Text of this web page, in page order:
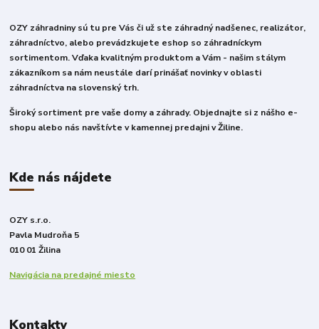
OZY záhradniny sú tu pre Vás či už ste záhradný nadšenec, realizátor,
záhradníctvo, alebo prevádzkujete eshop so záhradníckym
sortimentom. Vďaka kvalitným produktom a Vám - našim stálym
zákazníkom sa nám neustále darí prinášať novinky v oblasti
záhradníctva na slovenský trh.
Široký sortiment pre vaše domy a záhrady. Objednajte si z nášho e-
shopu alebo nás navštívte v kamennej predajni v Žiline.
Kde nás nájdete
OZY s.r.o.
Pavla Mudroňa 5
010 01 Žilina
Navigácia na predajné miesto
Kontakty